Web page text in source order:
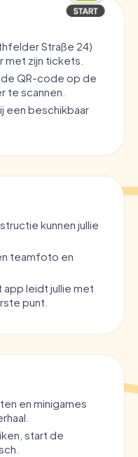
Straße 24)
zijn tickets.
QR-code op de
te scannen.
een beschikbaar
kunnen jullie
teamfoto en
app leidt jullie met
punt.
en minigames
start de